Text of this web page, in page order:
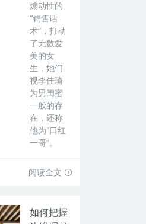
煽动性的
“销售话
术”，打动
了无数爱
美的女
生，她们
视李佳琦
为男闺蜜
一般的存
在，还称
他为“口红
一哥”。
阅读全文
如何把握